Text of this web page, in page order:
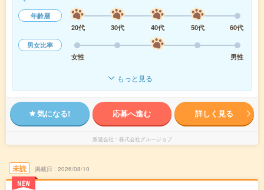
年齢層
20代
30代 40代 50代
60代
男女比率
女性
男性
もっと見る
気になる! 応募へ進む 詳しく見る
派遣会社 株式会社グルージョブ
未読
NEW
掲載日 2026/08/10